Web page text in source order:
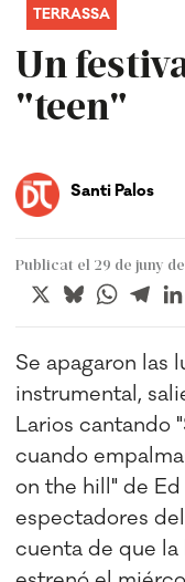
Un
"teen"
TERRASSA
Santi Palos
Publicat el 29 de juny de
X Bluesky
Se apagaron las
instrumental,
Larios cantando
cuando
on the hill" de
espectadores
cuenta de que